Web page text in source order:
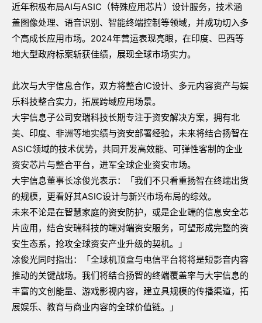
近年积极布局AI与ASIC（特殊应用芯片）设计服务，技术涵
盖图像处理、语音识别、智能终端控制等领域，并成功切入多
个高成长应用市场。2024年营运表现亮眼，在印度、巴西等
地大型政府标案斩获佳绩，展现全球市场实力。
此次与大宇信息合作，双方将整合IC设计、多元内容资产与娱
乐科技整合实力，拓展跨域应用场景。
大宇信息子公司安瑞科技长期专注于资安解决方案，拥有北
美、印度、非洲等地实绩与资安部署经验，未来将结合扬智在
ASIC领域的技术优势，共同开发高效能、可弹性客制的企业
资安芯片与整合平台，进军全球企业资安市场。
大宇信息董事长凃俊光表示：「我们不只看重扬智在终端出货
的规模，更看好其ASIC设计与新兴市场布局的综效。
未来不论是在智慧家庭的资安防护，或是企业端的信息安全芯
片应用，结合安瑞科技的端对端资安服务，可望形成完整的资
安生态系，抢攻全球资安产业升级的契机。」
凃俊光同时指出：「全球机顶盒与电信平台将将是短影音内容
推动的关键战场。我们将结合扬智的终端覆盖率与大宇信息的
丰富的文创能量、游戏影视内容，建立具规模的传播渠道，拓
展娱乐、教育与商业内容的全球价值链。」